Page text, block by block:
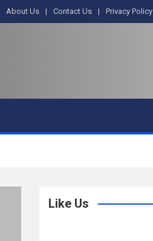
About Us Contact Us Privacy Policy
Like Us